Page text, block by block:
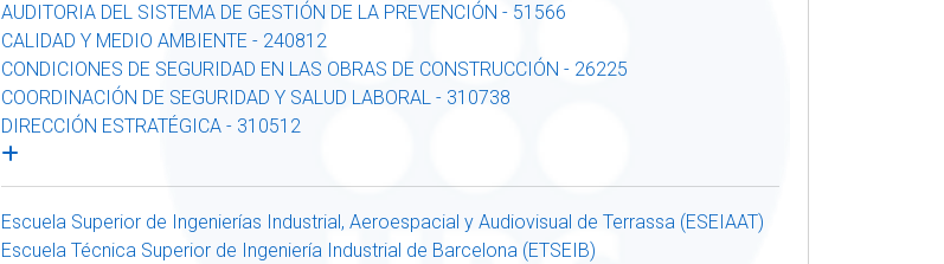
AUDITORIA DEL SISTEMA DE GESTIÓN DE LA PREVENCIÓN - 51566
CALIDAD Y MEDIO AMBIENTE - 240812
CONDICIONES DE SEGURIDAD EN LAS OBRAS DE CONSTRUCCIÓN - 26225
COORDINACIÓN DE SEGURIDAD Y SALUD LABORAL - 310738
DIRECCIÓN ESTRATÉGICA - 310512
Escuela Superior de Ingenierías Industrial, Aeroespacial y Audiovisual de Terrassa (ESEIAAT)
Escuela Técnica Superior de Ingeniería Industrial de Barcelona (ETSEIB)